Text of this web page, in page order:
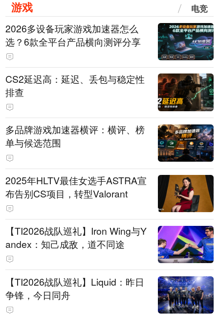
游戏 电竞
2026多设备玩家游戏加速器怎么
选？6款全平台产品横向测评分享
CS2延迟高：延迟、丢包与稳定性
排查
多品牌游戏加速器横评：横评、榜
单与候选范围
2025年HLTV最佳女选手ASTRA宣
布告别CS项目，转型Valorant
【TI2026战队巡礼】Iron Wing与Y
andex：知己成敌，道不同途
【TI2026战队巡礼】Liquid：昨日
争锋，今日同舟